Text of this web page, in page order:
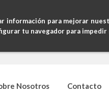
para mejorar
tu navegador para
Nosotros Contacto